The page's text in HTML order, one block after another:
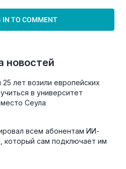
новостей
лет возили европейских
в университет
Сеула
всем абонентам ИИ-
который сам подключает им